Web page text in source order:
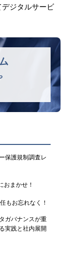
する情報提供
保護規制調査レ
まかせ！
もお忘れなく！
ガバナンスが重
実践と社内展開